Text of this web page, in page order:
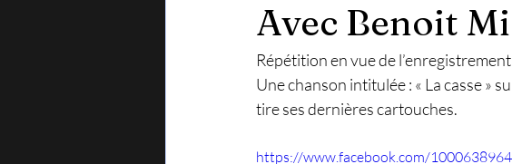
Avec Benoit
Répétition en vue de
Une chanson intitulée : « La casse »
tire ses dernières cartouches.
https://www.facebook.com/